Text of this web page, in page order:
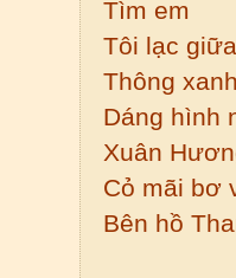
Tìm em
Tôi lạc
Thông
Dáng hình
Xuân
Cỏ mãi bơ
Bên hồ